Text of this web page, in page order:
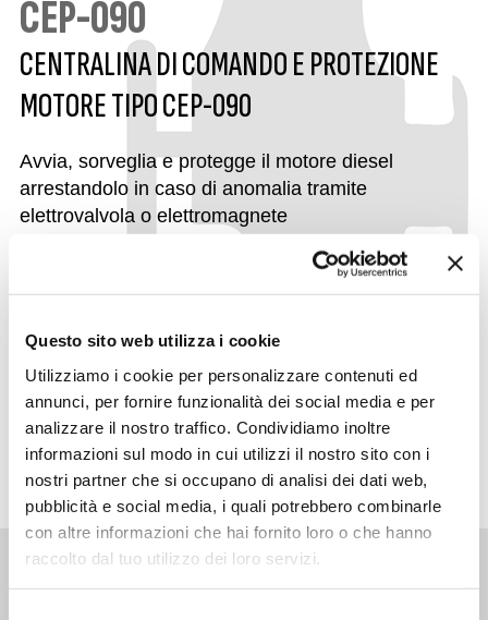
Questo sito web utilizza i cookie
Utilizziamo i cookie per personalizzare contenuti ed
annunci, per fornire funzionalità dei social media e per
analizzare il nostro traffico. Condividiamo inoltre
informazioni sul modo in cui utilizzi il nostro sito con i
nostri partner che si occupano di analisi dei dati web,
pubblicità e social media, i quali potrebbero combinarle
con altre informazioni che hai fornito loro o che hanno
raccolto dal tuo utilizzo dei loro servizi.
CEP-090
CENTRALINA DI COMANDO E PROTEZIONE
MOTORE TIPO CEP-090
Avvia, sorveglia e protegge il motore diesel
arrestandolo in caso di anomalia tramite
elettrovalvola o elettromagnete
FUNZIONI DISTINTIVE
DATI IDENTIFICATIVI
DOWNLOAD